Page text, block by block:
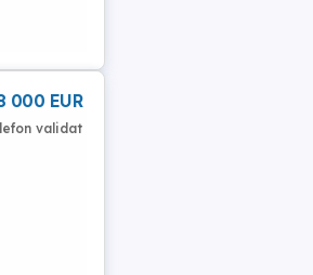
000 EUR
validat